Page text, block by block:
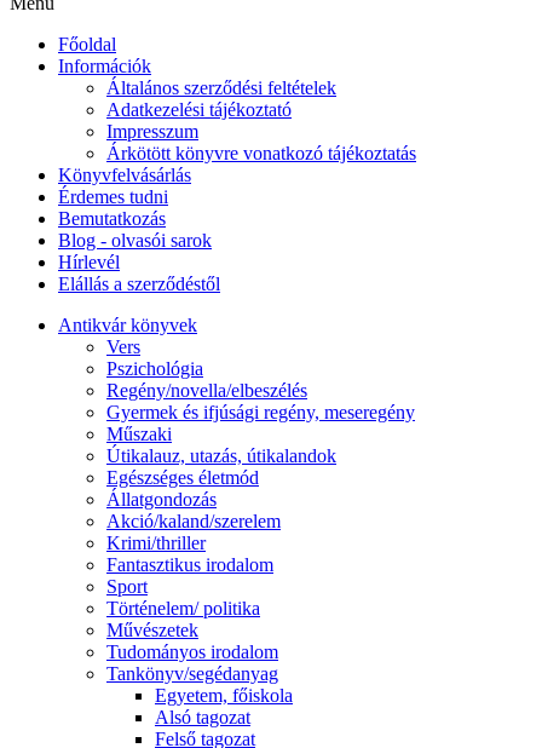
Főoldal
Információk
Általános szerződési feltételek
Adatkezelési tájékoztató
Impresszum
Árkötött könyvre vonatkozó tájékoztatás
Könyvfelvásárlás
Érdemes tudni
Bemutatkozás
Blog - olvasói sarok
Hírlevél
Elállás a szerződéstől
Antikvár könyvek
Vers
Pszichológia
Regény/novella/elbeszélés
Gyermek és ifjúsági regény, meseregény
Műszaki
Útikalauz, utazás, útikalandok
Egészséges életmód
Állatgondozás
Akció/kaland/szerelem
Krimi/thriller
Fantasztikus irodalom
Sport
Történelem/ politika
Művészetek
Tudományos irodalom
Tankönyv/segédanyag
Egyetem, főiskola
Alsó tagozat
Felső tagozat